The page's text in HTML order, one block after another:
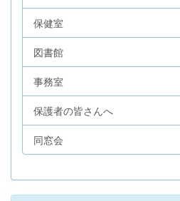
保健室
図書館
事務室
保護者の皆さんへ
同窓会